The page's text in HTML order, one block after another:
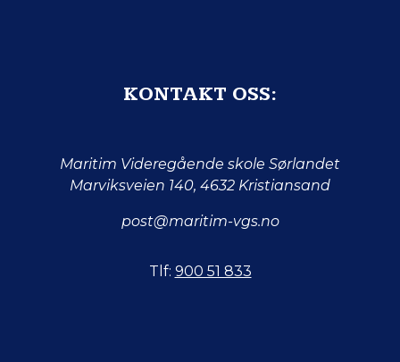
KONTAKT OSS:
Maritim Videregående skole Sørlandet
Marviksveien 140, 4632 Kristiansand
post@maritim-vgs.no
Tlf: 900 51 833